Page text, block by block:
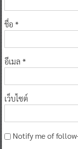
ชื่อ *
อีเมล *
เว็บไซต์
Notify me of